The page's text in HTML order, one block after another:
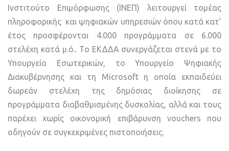
Ινστιτούτο Επιμόρφωσης (ΙΝΕΠ) λειτουργεί τομέας
πληροφορικής και ψηφιακών υπηρεσιών όπου κατά κατ’
έτος προσφέρονται 4.000 προγράμματα σε 6.000
στελέχη κατά μ.ό.. Το ΕΚΔΔΑ συνεργάζεται στενά με το
Υπουργείο Εσωτερικών, το Υπουργείο Ψηφιακής
Διακυβέρνησης και τη Microsoft η οποία εκπαιδεύει
δωρεάν στελέχη της δημόσιας διοίκησης σε
προγράμματα διαβαθμισμένης δυσκολίας, αλλά και τους
παρέχει χωρίς οικονομική επιβάρυνση vouchers που
οδηγούν σε συγκεκριμένες πιστοποιήσεις.